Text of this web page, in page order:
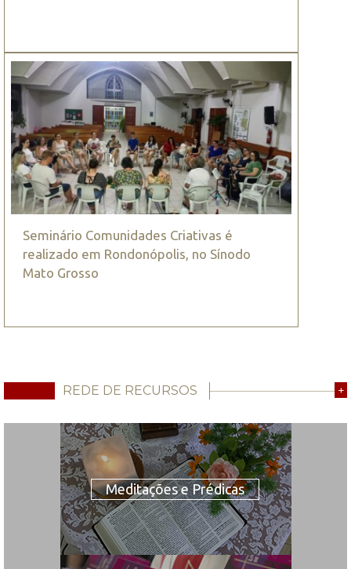
Seminário Comunidades Criativas é
realizado em Rondonópolis, no Sínodo
Mato Grosso
REDE DE RECURSOS +
Meditações e Prédicas